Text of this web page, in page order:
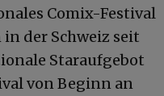
Comix-Festival
der Schweiz seit
Staraufgebot
von Beginn an